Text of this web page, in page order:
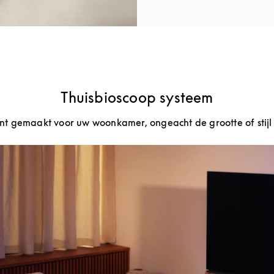
Thuisbioscoop systeem
gemaakt voor uw woonkamer, ongeacht de grootte of stijl